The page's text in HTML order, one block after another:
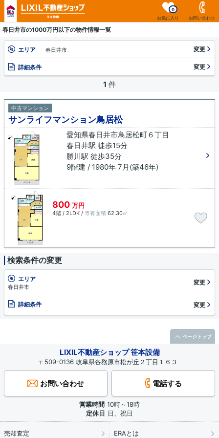
お気に入り
0
お問い合わせ
春日井市の1000万円以下の物件情報一覧
エリア 春日井市 変更
詳細条件 変更
1 件
中古マンション
サンライフマンション鳥居松
愛知県春日井市鳥居松町６丁目
春日井駅 徒歩15分
勝川駅 徒歩35分
9階建 / 1980年 7月(築46年)
800 万円
4階 / 2LDK / 専有面積 62.30㎡
検索条件の変更
エリア
春日井市
変更
詳細条件 変更
LIXIL不動産ショップ 笹本設備
〒509-0136 岐阜県各務原市松が丘２丁目１６３
お問い合わせ 電話する
営業時間 10時～18時
定休日 日、祝日
売却査定 ERAとは
ページトップ